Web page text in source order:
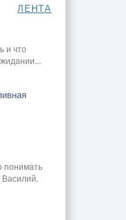
ЛЕНТА
и что
понимать